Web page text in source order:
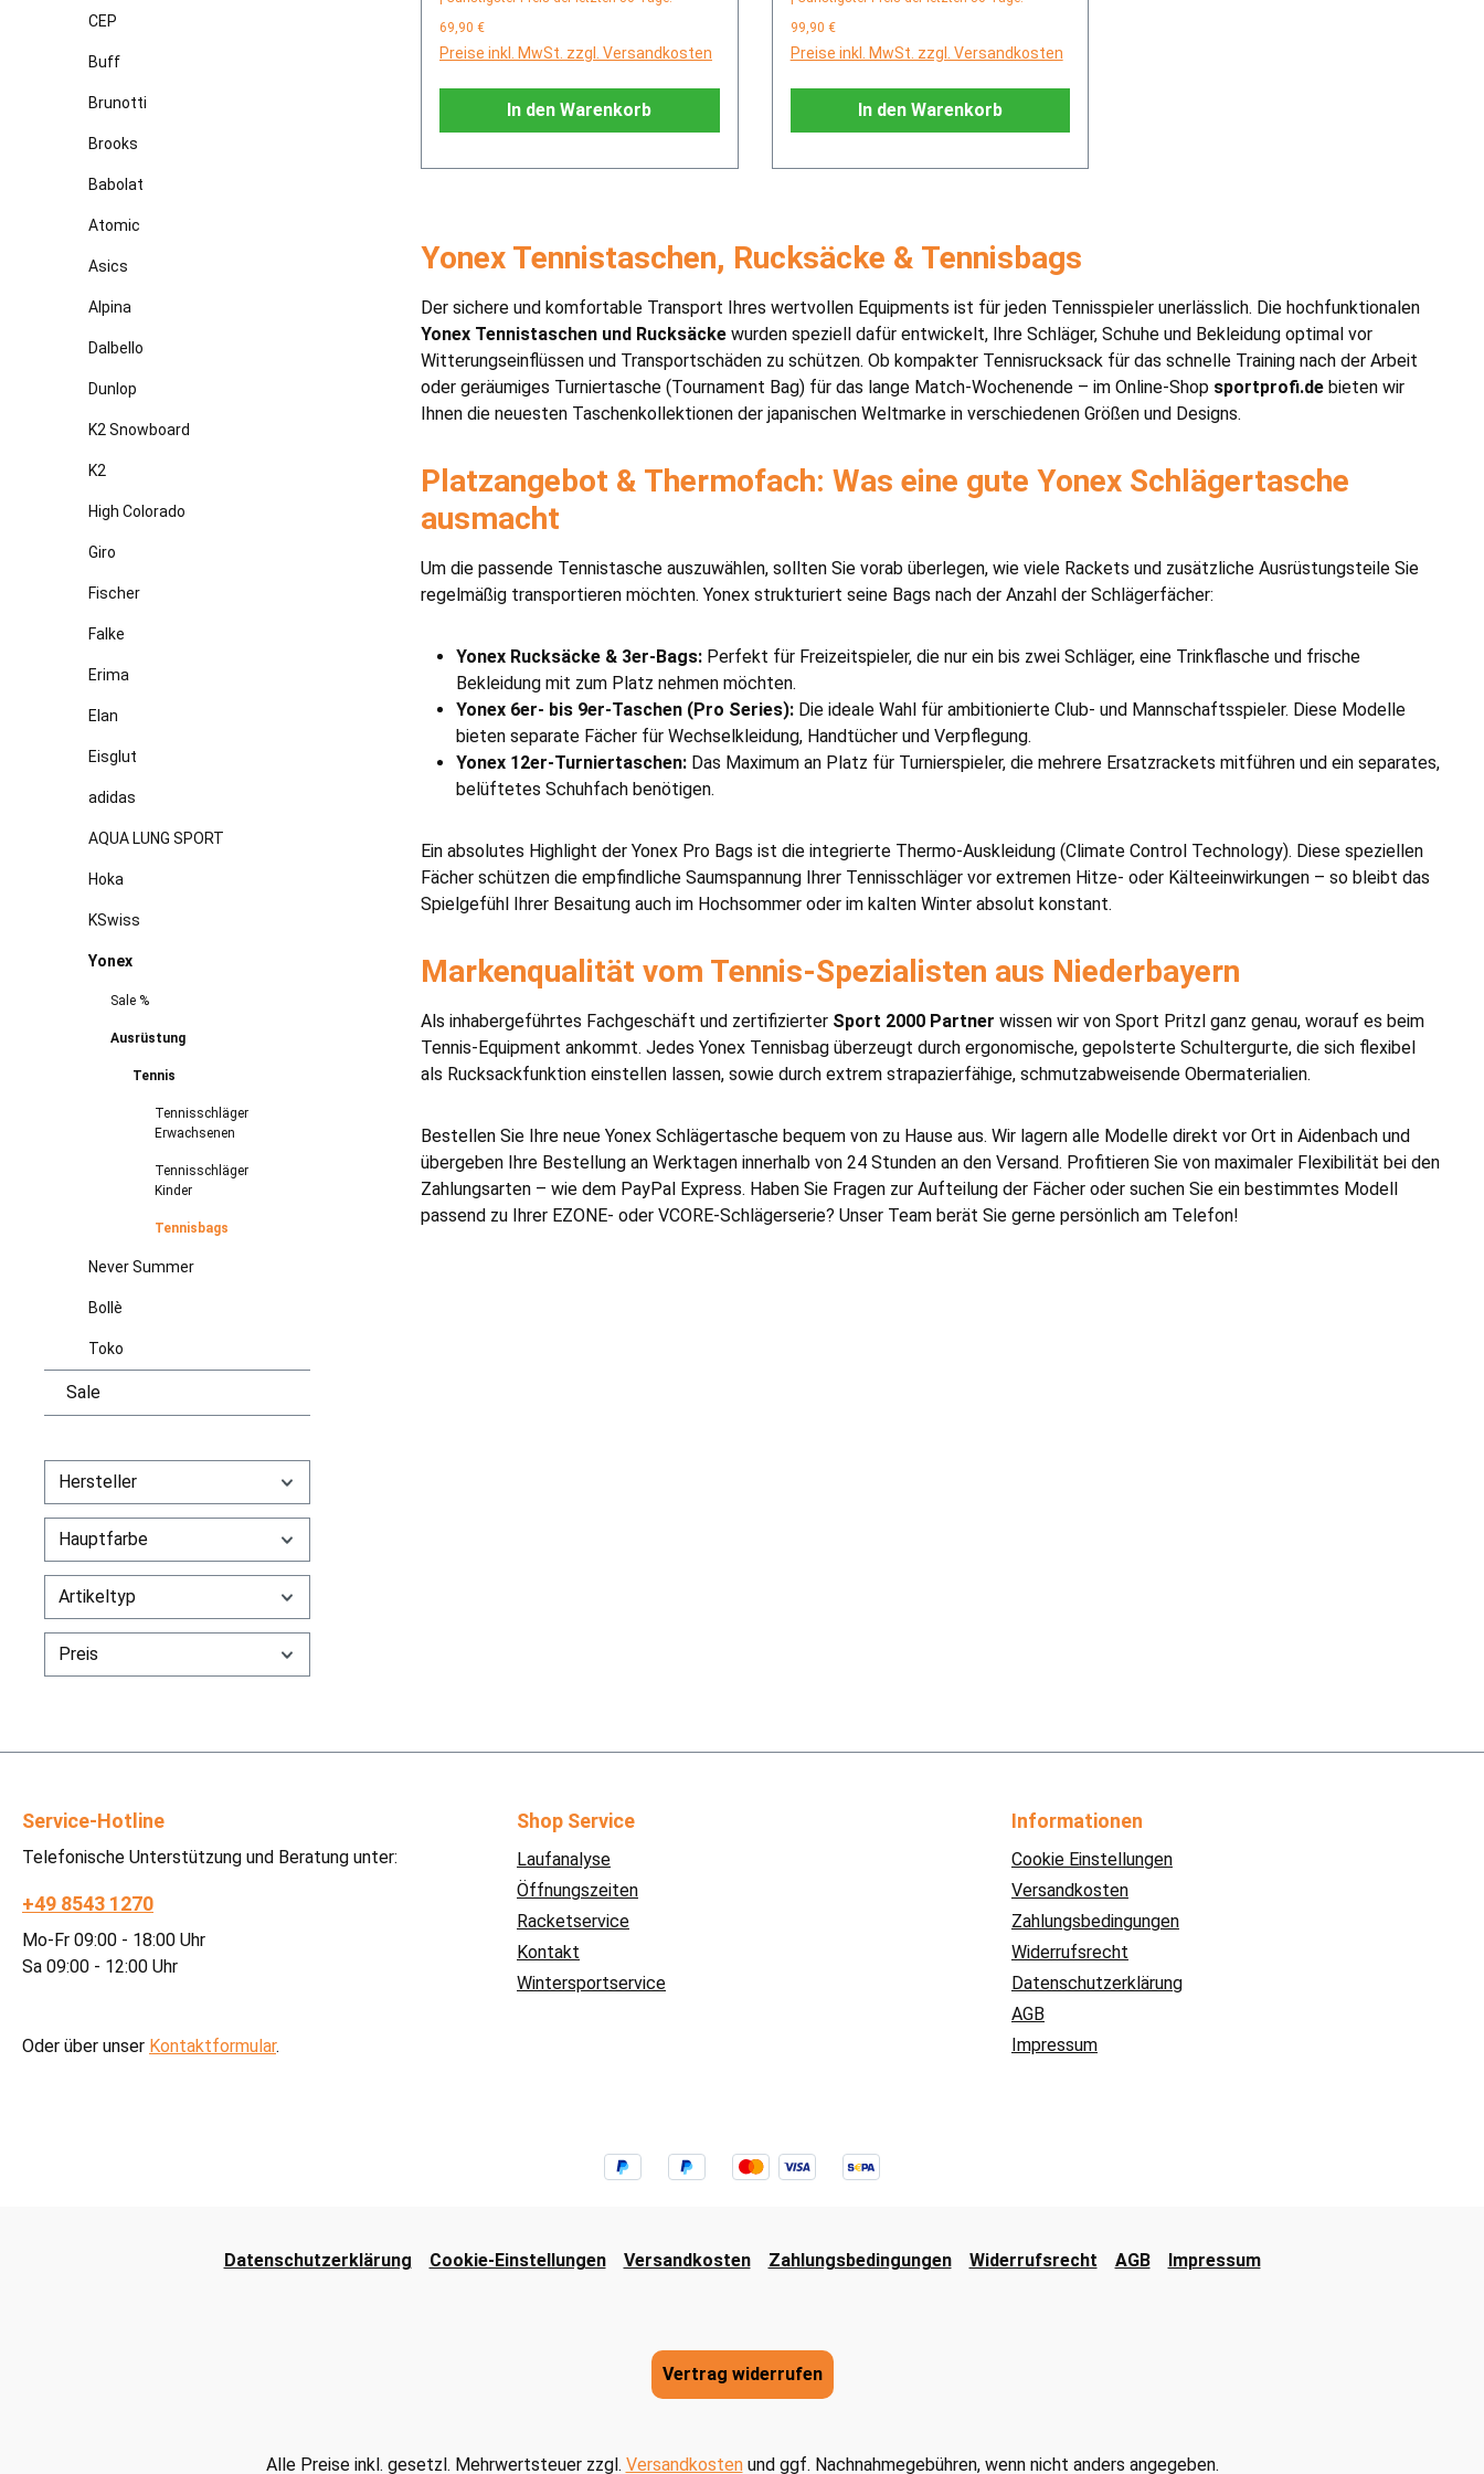
CEP
Buff
Brunotti
Brooks
Babolat
Atomic
Asics
Alpina
Dalbello
Dunlop
K2 Snowboard
K2
High Colorado
Giro
Fischer
Falke
Erima
Elan
Eisglut
adidas
AQUA LUNG SPORT
Hoka
KSwiss
Yonex
Sale %
Ausrüstung
Tennis
Tennisschläger
Erwachsenen
Tennisschläger
Kinder
Tennisbags
Never Summer
Bollè
Toko
Sale
Hersteller
Hauptfarbe
Artikeltyp
Preis
69,90 €
Preise inkl. MwSt. zzgl. Versandkosten
In den Warenkorb
99,90 €
Preise inkl. MwSt. zzgl. Versandkosten
In den Warenkorb
Yonex Tennistaschen, Rucksäcke & Tennisbags
Der sichere und komfortable Transport Ihres wertvollen Equipments ist für jeden Tennisspieler unerlässlich. Die hochfunktionalen
Yonex Tennistaschen und Rucksäcke wurden speziell dafür entwickelt, Ihre Schläger, Schuhe und Bekleidung optimal vor
Witterungseinflüssen und Transportschäden zu schützen. Ob kompakter Tennisrucksack für das schnelle Training nach der Arbeit
oder geräumiges Turniertasche (Tournament Bag) für das lange Match-Wochenende – im Online-Shop sportprofi.de bieten wir
Ihnen die neuesten Taschenkollektionen der japanischen Weltmarke in verschiedenen Größen und Designs.
Platzangebot & Thermofach: Was eine gute Yonex Schlägertasche
ausmacht
Um die passende Tennistasche auszuwählen, sollten Sie vorab überlegen, wie viele Rackets und zusätzliche Ausrüstungsteile Sie
regelmäßig transportieren möchten. Yonex strukturiert seine Bags nach der Anzahl der Schlägerfächer:
Yonex Rucksäcke & 3er-Bags: Perfekt für Freizeitspieler, die nur ein bis zwei Schläger, eine Trinkflasche und frische
Bekleidung mit zum Platz nehmen möchten.
Yonex 6er- bis 9er-Taschen (Pro Series): Die ideale Wahl für ambitionierte Club- und Mannschaftsspieler. Diese Modelle
bieten separate Fächer für Wechselkleidung, Handtücher und Verpflegung.
Yonex 12er-Turniertaschen: Das Maximum an Platz für Turnierspieler, die mehrere Ersatzrackets mitführen und ein separates,
belüftetes Schuhfach benötigen.
Ein absolutes Highlight der Yonex Pro Bags ist die integrierte Thermo-Auskleidung (Climate Control Technology). Diese speziellen
Fächer schützen die empfindliche Saumspannung Ihrer Tennisschläger vor extremen Hitze- oder Kälteeinwirkungen – so bleibt das
Spielgefühl Ihrer Besaitung auch im Hochsommer oder im kalten Winter absolut konstant.
Markenqualität vom Tennis-Spezialisten aus Niederbayern
Als inhabergeführtes Fachgeschäft und zertifizierter Sport 2000 Partner wissen wir von Sport Pritzl ganz genau, worauf es beim
Tennis-Equipment ankommt. Jedes Yonex Tennisbag überzeugt durch ergonomische, gepolsterte Schultergurte, die sich flexibel
als Rucksackfunktion einstellen lassen, sowie durch extrem strapazierfähige, schmutzabweisende Obermaterialien.
Bestellen Sie Ihre neue Yonex Schlägertasche bequem von zu Hause aus. Wir lagern alle Modelle direkt vor Ort in Aidenbach und
übergeben Ihre Bestellung an Werktagen innerhalb von 24 Stunden an den Versand. Profitieren Sie von maximaler Flexibilität bei den
Zahlungsarten – wie dem PayPal Express. Haben Sie Fragen zur Aufteilung der Fächer oder suchen Sie ein bestimmtes Modell
passend zu Ihrer EZONE- oder VCORE-Schlägerserie? Unser Team berät Sie gerne persönlich am Telefon!
Service-Hotline
Telefonische Unterstützung und Beratung unter:
+49 8543 1270
Mo-Fr 09:00 - 18:00 Uhr
Sa 09:00 - 12:00 Uhr
Oder über unser Kontaktformular.
Shop Service
Laufanalyse
Öffnungszeiten
Racketservice
Kontakt
Wintersportservice
Informationen
Cookie Einstellungen
Versandkosten
Zahlungsbedingungen
Widerrufsrecht
Datenschutzerklärung
AGB
Impressum
Datenschutzerklärung Cookie-Einstellungen Versandkosten Zahlungsbedingungen Widerrufsrecht AGB Impressum
Vertrag widerrufen
Alle Preise inkl. gesetzl. Mehrwertsteuer zzgl. Versandkostenund ggf. Nachnahmegebühren, wenn nicht anders angegeben.